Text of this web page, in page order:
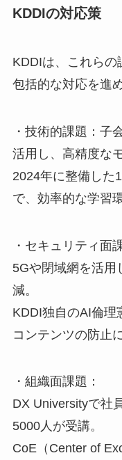
KDDIの対応策
KDDIは、これらの
包括的な対応を進
・技術的課題：子
活用し、高精度な
2024年に整備した
で、効率的な学習
・セキュリティ面
5Gや閉域網を活用
減。
KDDI独自のAI倫理
コンテンツの防止
・組織面課題：
DX Universityで社
5000人が受講。
CoE（Center of